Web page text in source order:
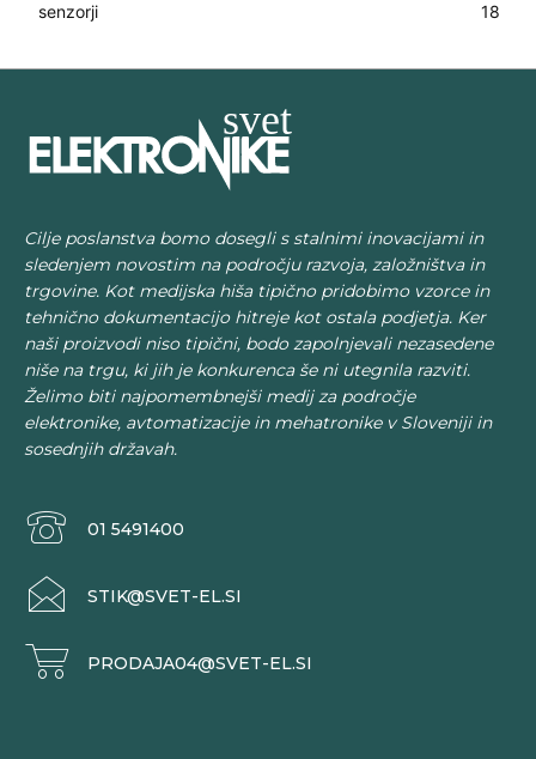
senzorji
18
Cilje poslanstva bomo dosegli s stalnimi inovacijami in
sledenjem novostim na področju razvoja, založništva in
trgovine. Kot medijska hiša tipično pridobimo vzorce in
tehnično dokumentacijo hitreje kot ostala podjetja. Ker
naši proizvodi niso tipični, bodo zapolnjevali nezasedene
niše na trgu, ki jih je konkurenca še ni utegnila razviti.
Želimo biti najpomembnejši medij za področje
elektronike, avtomatizacije in mehatronike v Sloveniji in
sosednjih državah.
01 5491400
STIK@SVET-EL.SI
PRODAJA04@SVET-EL.SI